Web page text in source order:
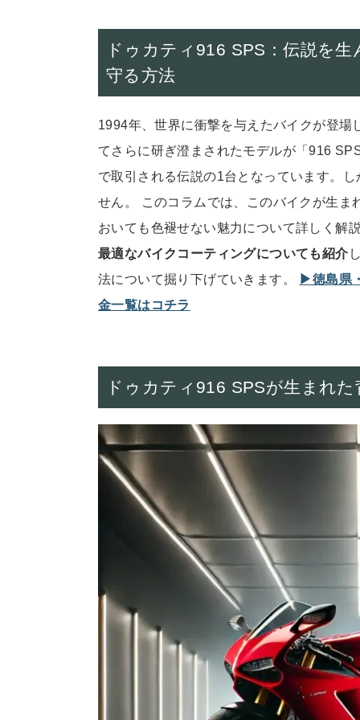
ドゥカティ916 SPS：伝説を
守る方法
1994年、世界に衝撃を与えたバイクが登
てさらに研ぎ澄まされたモデルが「916
で取引される伝説の1台となっています。
せん。 このコラムでは、このバイクが生
おいても色褪せない魅力について詳しく解
最適なバイクコーティングについても紹介
法について掘り下げていきます。
▶︎徳島県
金一覧はコチラ
ドゥカティ916 SPSが生まれた